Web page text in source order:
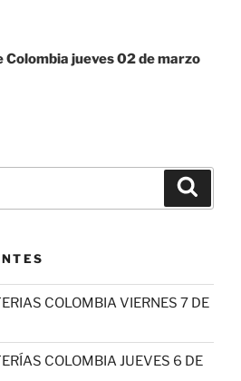
jueves 02 de marzo
COLOMBIA VIERNES 7 DE
COLOMBIA JUEVES 6 DE